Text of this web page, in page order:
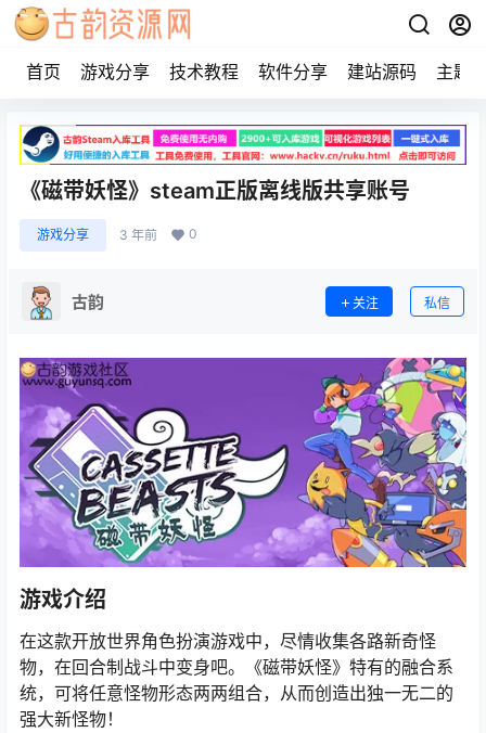
首页 游戏分享 技术教程 软件分享 建站源码 主题
《磁带妖怪》steam正版离线版共享账号
游戏分享 3 年前 0
古韵 关注 私信
游戏介绍
在这款开放世界角色扮演游戏中，尽情收集各路新奇怪
物，在回合制战斗中变身吧。《磁带妖怪》特有的融合系
统，可将任意怪物形态两两组合，从而创造出独一无二的
强大新怪物！